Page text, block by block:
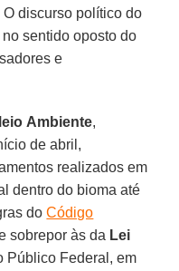
discurso político do
no sentido oposto do
e
Ambiente,
de abril,
realizados em
dentro do bioma até
doCódigo
sobrepor às da Lei
Público Federal, em